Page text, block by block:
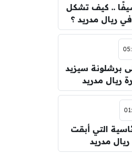
.. كيف تشكل
في ريال مدريد ؟
برشلونة سيزيد
ريال مدريد
التي أبقت
مدريد